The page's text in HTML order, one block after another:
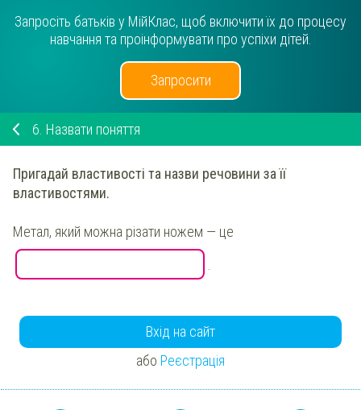
Запросіть батьків у МійКлас, щоб включити їх до процесу
навчання та проінформувати про успіхи дітей.
Запросити
6. Назвати поняття
Пригадай властивості та назви речовини за її
властивостями.
Метал, який можна різати ножем — це
Вхід на сайт
або Реєстрація